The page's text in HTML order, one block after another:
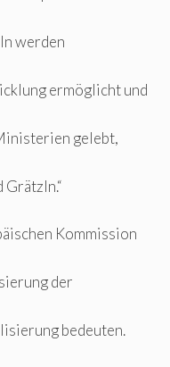
werden
ermöglicht und
gelebt,
Grätzln.“
Kommission
der
bedeuten.